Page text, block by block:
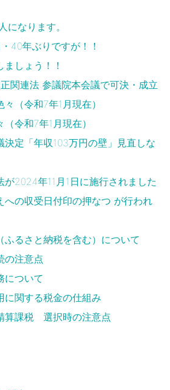
になります。
40年ぶりですが！！
ましょう！！
関連法 参議院本会議で可決・成立
（令和7年1月現在）
令和7年1月現在）
決定「年収103万円の壁」見直しな
が2024年11月1日に施行されました
への収受日付印の押なつ が行われ
ふるさと納税を含む）について
注意点
について
に関する税金の仕組み
算課税 選択時の注意点